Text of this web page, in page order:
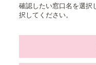
待ち状況確認
確認したい窓口名を選択
択してください。